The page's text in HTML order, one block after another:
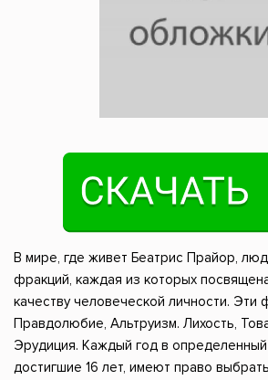
В мире, где живет Беатрис Прайор,
фракций, каждая из которых
качеству человеческой личности. Эти
Правдолюбие, Альтруизм. Лихость,
Эрудиция. Каждый год в
достигшие 16 лет, имеют право